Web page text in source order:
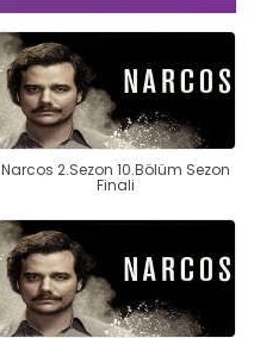
Narcos 2.Sezon 10.Bölüm Sezon
Finali